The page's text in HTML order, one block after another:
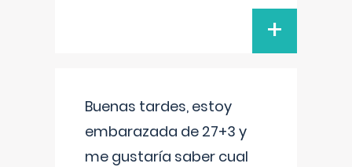
+
Buenas tardes, estoy
embarazada de 27+3 y
me gustaría saber cual